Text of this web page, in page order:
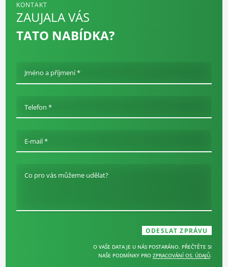
KONTAKT
ZAUJALA VÁS
TATO NABÍDKA?
Jméno a příjmení *
Telefon *
E-mail *
Co pro vás můžeme udělat?
O VAŠE DATA JE U NÁS POSTARÁNO. PŘEČTĚTE SI
NAŠE PODMÍNKY PRO ZPRACOVÁNÍ OS. ÚDAJŮ.